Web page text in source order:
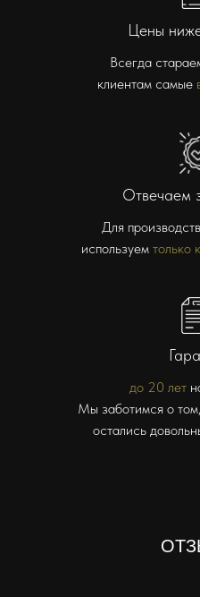
Отвечаем
до 20 лет
Мы заботимся о
остались
Для
используем только
Всегда
клиентам самые
Цены